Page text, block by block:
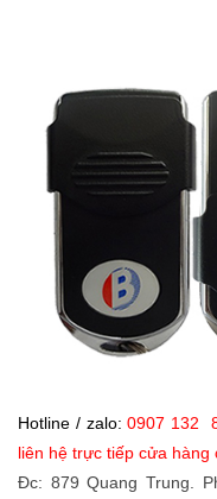
Hotline / zalo: 0907 132
liên hệ trực tiếp cửa hàng
Đc: 879 Quang Trung.